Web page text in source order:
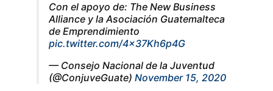
Con el apoyo de: The New Business
Alliance y la Asociación Guatemalteca
de Emprendimiento
pic.twitter.com/4x37Kh6p4G
— Consejo Nacional de la Juventud
(@ConjuveGuate) November 15, 2020